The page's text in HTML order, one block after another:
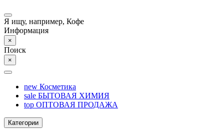
Я ищу, например, Кофе
Информация
×
Поиск
×
new Косметика
sale БЫТОВАЯ ХИМИЯ
top ОПТОВАЯ ПРОДАЖА
Категории